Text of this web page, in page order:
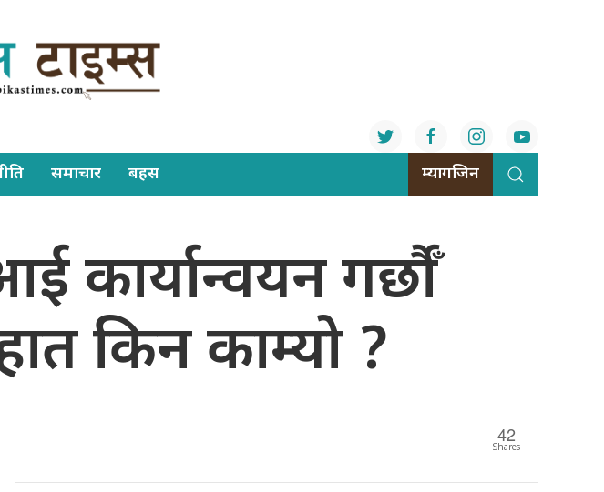
समाचार बहस म्यागजिन
कार्यान्वयन गर्छौँ
किन काम्यो ?
42
Shares